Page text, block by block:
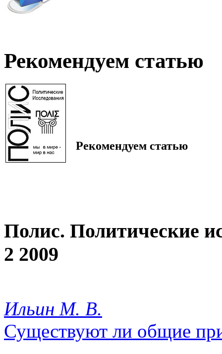
Рекомендуем статью
Рекомендуем статью
Полис. Политические
2 2009
Ильин М. В.
Существуют ли общие